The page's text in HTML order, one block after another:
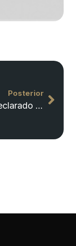
Posterior
¿Será declarado nulo el índice IRPH aplicado a las hipotecas?